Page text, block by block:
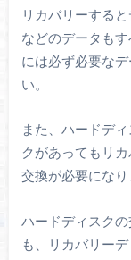
リカバリーする
などのデータも
には必ず必要な
い。
また、ハードデ
クがあってもリ
交換が必要になり
ハードディスク
も、リカバリー